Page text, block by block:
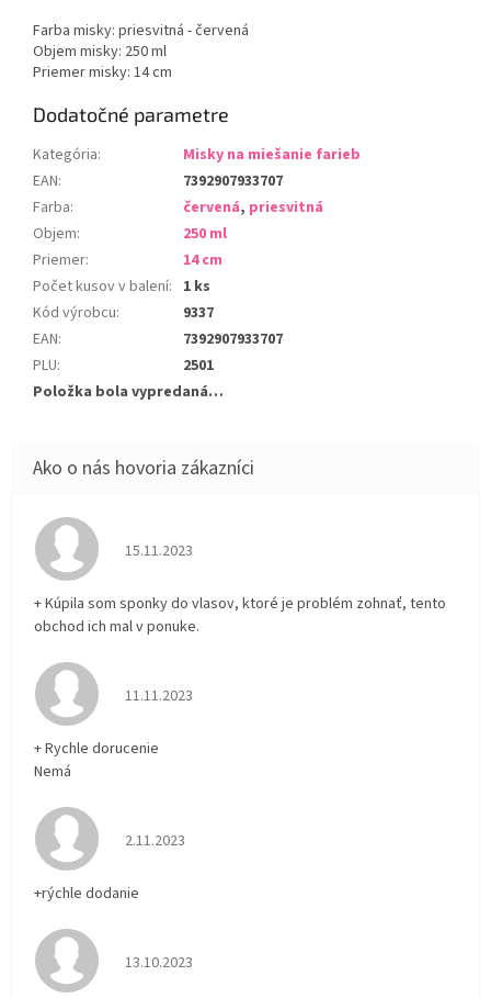
Farba misky: priesvitná - červená
Objem misky: 250 ml
Priemer misky: 14 cm
Dodatočné parametre
Kategória:
Misky na miešanie farieb
EAN:
7392907933707
Farba: červená, priesvitná
Objem:
250 ml
Priemer:
14 cm
Počet kusov v balení: 1 ks
Kód výrobcu:
9337
EAN:
7392907933707
PLU:
2501
Položka bola vypredaná…
Hodnotenie obchodu je 5 z 5 hviezdičiek.
15.11.2023
+ Kúpila som sponky do vlasov, ktoré je problém zohnať, tento
obchod ich mal v ponuke.
Hodnotenie obchodu je 5 z 5 hviezdičiek.
11.11.2023
+ Rychle dorucenie
Nemá
Hodnotenie obchodu je 5 z 5 hviezdičiek.
2.11.2023
+rýchle dodanie
Hodnotenie obchodu je 5 z 5 hviezdičiek.
13.10.2023